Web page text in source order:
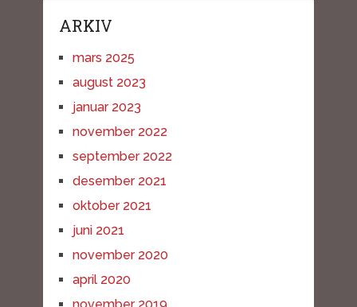
ARKIV
mars 2025
august 2023
januar 2023
november 2022
september 2022
desember 2021
oktober 2021
juni 2021
november 2020
april 2020